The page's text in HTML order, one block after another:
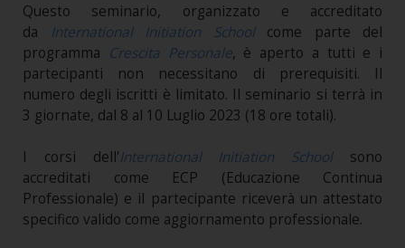
Questo seminario, organizzato e accreditato
da
International Initiation School
come parte del
programma Crescita Personale, è aperto a tutti e i
partecipanti non necessitano di prerequisiti. Il
numero degli iscritti è limitato. Il seminario si terrà in
3 giornate, dal 8 al 10 Luglio 2023 (18 ore totali).
I corsi dell'International Initiation Schoolsono
accreditati come ECP (Educazione Continua
Professionale) e il partecipante riceverà un attestato
specifico valido come aggiornamento professionale.